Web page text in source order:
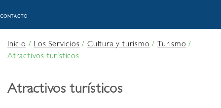
CONTACTO
Inicio/Los Servicios/Cultura y turismo/Turismo/
Atractivos turísticos
Atractivos turísticos